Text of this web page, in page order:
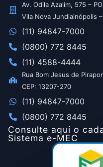
Av. Odila Azalim, 575 –
Vila Nova Jundiainópolis
(11) 94847-7000
(0800) 772 8445
(11) 4588-4444
Rua Bom Jesus de
CEP: 13207-270
(11) 94847-7000
(0800) 772 8445
Consulte aqui o
Sistema e-MEC